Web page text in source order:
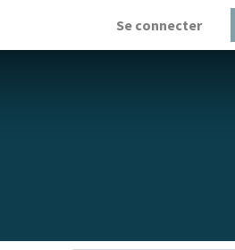
Se connecter